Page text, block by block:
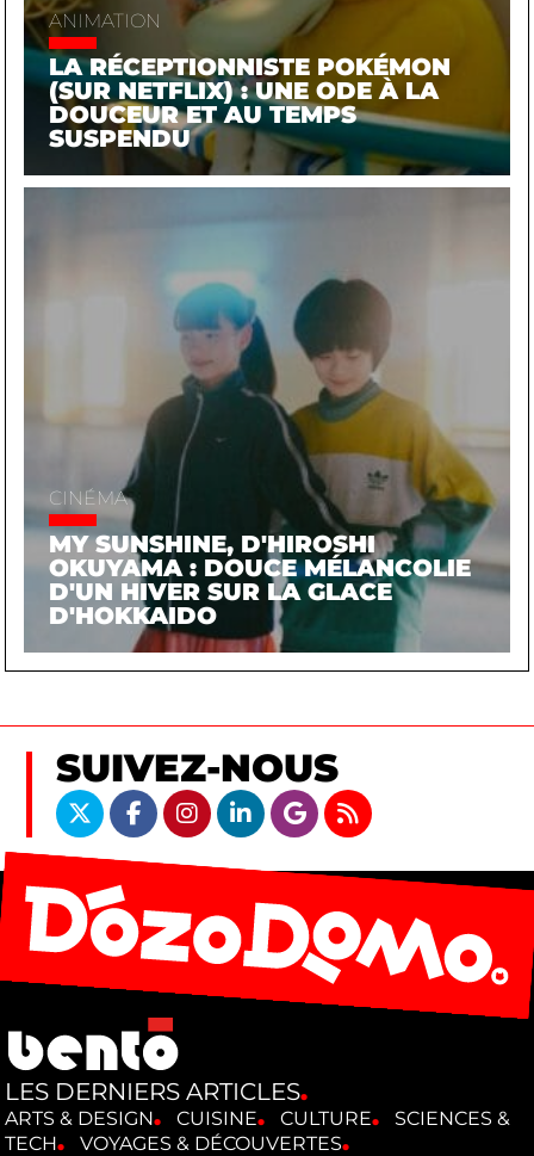
ANIMATION
LA RÉCEPTIONNISTE POKÉMON
(SUR NETFLIX) : UNE ODE À LA
DOUCEUR ET AU TEMPS
SUSPENDU
CINÉMA
MY SUNSHINE, D'HIROSHI
OKUYAMA : DOUCE MÉLANCOLIE
D'UN HIVER SUR LA GLACE
D'HOKKAIDO
SUIVEZ-NOUS
LES DERNIERS ARTICLES
ARTS & DESIGN CUISINE CULTURE
SCIENCES &
TECH
VOYAGES & DÉCOUVERTES